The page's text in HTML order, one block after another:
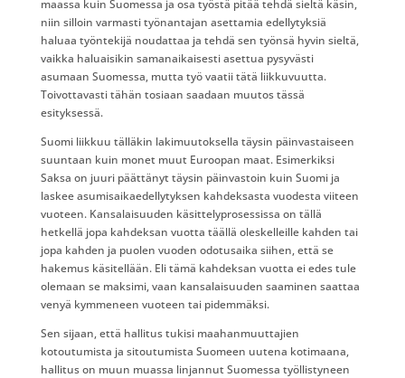
maassa kuin Suomessa ja osa työstä pitää tehdä sieltä käsin,
niin silloin varmasti työnantajan asettamia edellytyksiä
haluaa työntekijä noudattaa ja tehdä sen työnsä hyvin sieltä,
vaikka haluaisikin samanaikaisesti asettua pysyvästi
asumaan Suomessa, mutta työ vaatii tätä liikkuvuutta.
Toivottavasti tähän tosiaan saadaan muutos tässä
esityksessä.
Suomi liikkuu tälläkin lakimuutoksella täysin päinvastaiseen
suuntaan kuin monet muut Euroopan maat. Esimerkiksi
Saksa on juuri päättänyt täysin päinvastoin kuin Suomi ja
laskee asumisaikaedellytyksen kahdeksasta vuodesta viiteen
vuoteen. Kansalaisuuden käsittelyprosessissa on tällä
hetkellä jopa kahdeksan vuotta täällä oleskelleille kahden tai
jopa kahden ja puolen vuoden odotusaika siihen, että se
hakemus käsitellään. Eli tämä kahdeksan vuotta ei edes tule
olemaan se maksimi, vaan kansalaisuuden saaminen saattaa
venyä kymmeneen vuoteen tai pidemmäksi.
Sen sijaan, että hallitus tukisi maahanmuuttajien
kotoutumista ja sitoutumista Suomeen uutena kotimaana,
hallitus on muun muassa linjannut Suomessa työllistyneen